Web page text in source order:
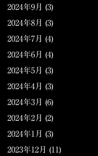
2024年9月 (3)
2024年8月 (3)
2024年7月 (4)
2024年6月 (4)
2024年5月 (3)
2024年4月 (3)
2024年3月 (6)
2024年2月 (2)
2024年1月 (3)
2023年12月 (11)